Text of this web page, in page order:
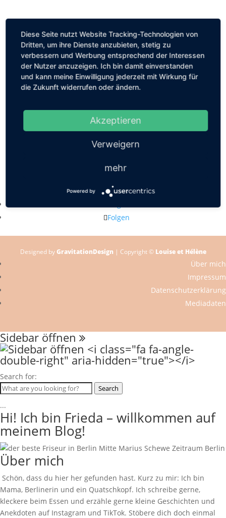
mail@louiseethelene.de
Folgen
Designed byGravitationDesign | Copyright © Louise et Hélène
Über mich
Impressum
Datenschutzerklärung
Mediadaten
Sidebar öffnen
Search for:
Search
...
Hi! Ich bin Frieda – willkommen auf
meinem Blog!
Über mich
Schön, dass du hier her gefunden hast. Kurz zu mir: Ich bin
Mama, Berlinerin und ein Quatschkopf. Ich schreibe gerne,
kleckere beim Essen und erzähle gerne kleine Geschichten und
Anekdoten auf Instagram und TikTok. Stöbere dich doch einmal
Diese Seite nutzt Website Tracking-Technologien von
Dritten, um ihre Dienste anzubieten, stetig zu
verbessern und Werbung entsprechend der Interessen
der Nutzer anzuzeigen. Ich bin damit einverstanden
und kann meine Einwilligung jederzeit mit Wirkung für
die Zukunft widerrufen oder ändern.
Akzeptieren
Verweigern
mehr
Powered by